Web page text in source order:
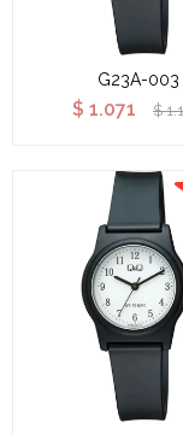
G23A-003
$ 1.071 $